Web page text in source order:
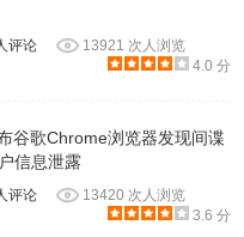
评论
13921 次人浏览
4.0 分
谷歌Chrome浏览器发现间谍
信息泄露
评论
13420 次人浏览
3.6 分